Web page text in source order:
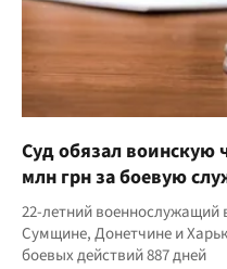
Суд обязал воинскую
млн грн за боевую
22-летний
Сумщине, Донетчине и
боевых действий 887 дней